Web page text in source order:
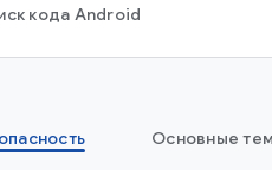
кода Android
Основные